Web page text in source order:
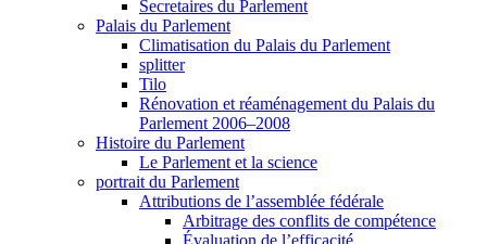
Secretaires du Parlement
Palais du Parlement
Climatisation du Palais du Parlement
splitter
Tilo
Rénovation et réaménagement du Palais du
Parlement 2006–2008
Histoire du Parlement
Le Parlement et la science
portrait du Parlement
Attributions de l’assemblée fédérale
Arbitrage des conflits de compétence